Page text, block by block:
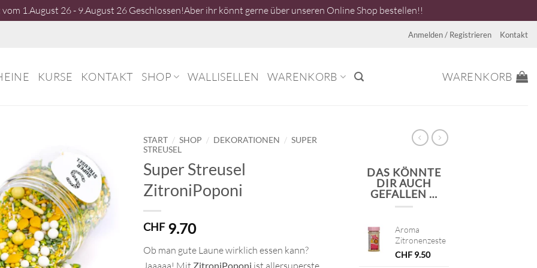
1.August 26 - 9.August 26 Geschlossen!Aber ihr könnt gerne über unseren Online Shop bestellen!!
Anmelden / Registrieren Kontakt
KURSE KONTAKT SHOP WALLISELLEN WARENKORB WARENKORB
START / SHOP / DEKORATIONEN / SUPER
STREUSEL
Super Streusel
ZitroniPoponi
CHF9.70
Ob man gute Laune wirklich essen kann?
Jaaaaa! Mit ZitroniPoponi ist allersuperste
DAS KÖNNTE
DIR AUCH
GEFALLEN …
Aroma
Zitronenzeste
CHF 9.50